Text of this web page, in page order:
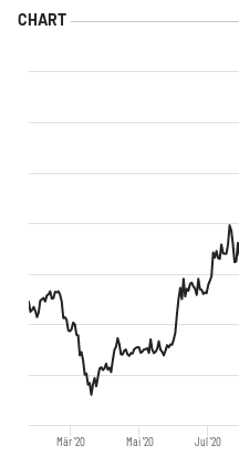
Mär '20 Mai '20 Jul '20